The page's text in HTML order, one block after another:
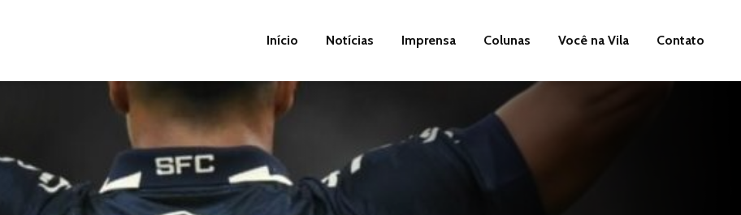
Início Notícias Imprensa Colunas Você na Vila Contato